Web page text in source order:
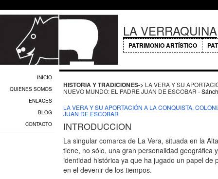
LA VERRAQUINA
PATRIMONIO ARTÍSTICO
INICIO
QUIENES SOMOS
ENLACES
BLOG
CONTACTO
HISTORIA Y TRADICIONES-> LA VERA Y SU
NUEVO MUNDO: EL PADRE JUAN DE ESCOBAR -
LA VERA Y SU APORTACIÓN A LA CONQUISTA,
JUAN DE ESCOBAR
INTRODUCCION
La singular comarca de La Vera, situada en la
tiene, no sólo, una gran personalidad geográfica
identidad histórica ya que ha jugado un papel
en el devenir de los tiempos.